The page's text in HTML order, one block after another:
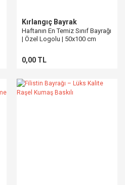
Kırlangıç Bayrak
Haftanın En Temiz Sınıf Bayrağı
| Özel Logolu | 50x100 cm
0,00 TL